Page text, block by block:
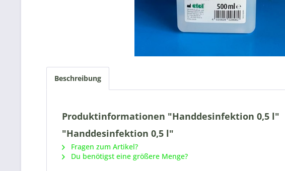
Beschreibung
Produktinformationen "Handdesinfektion 0,5 l"
"Handdesinfektion 0,5 l"
Fragen zum Artikel?
Du benötigst eine größere Menge?